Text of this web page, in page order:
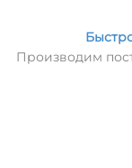
Производим